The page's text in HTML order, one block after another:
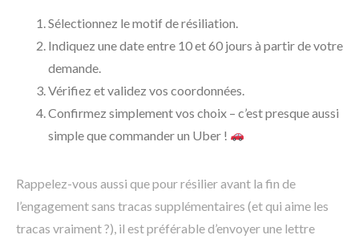
Sélectionnez le motif de résiliation.
Indiquez une date entre 10 et 60 jours à partir de votre
demande.
Vérifiez et validez vos coordonnées.
Confirmez simplement vos choix – c’est presque aussi
simple que commander un Uber !
Rappelez-vous aussi que pour résilier avant la fin de
l’engagement sans tracas supplémentaires (et qui aime les
tracas vraiment ?), il est préférable d’envoyer une lettre